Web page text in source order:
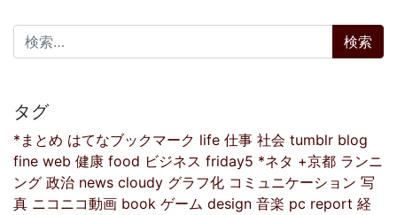
検索:
タグ
*まとめ はてなブックマーク life 仕事 社会 tumblr blog
fine web 健康 food ビジネス friday5 *ネタ +京都 ランニ
ング 政治 news cloudy グラフ化 コミュニケーション 写
真 ニコニコ動画 book ゲーム design 音楽 pc report 経